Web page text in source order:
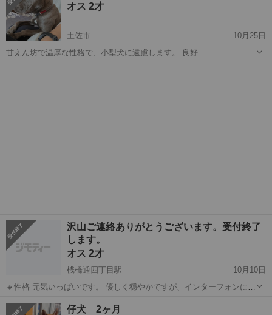
で犬用の缶詰をあげていただ...
オス 2才
土佐市
10月25日
甘えん坊で温厚な性格で、小型犬に遠慮します。 良好
沢山ご連絡ありがとうございます。受付終了
します。
オス 2才
桟橋通四丁目駅
10月10日
🔸性格 元気いっぱいです。 優しく穏やかですが、インターフォンに怖
高知 高知市 桟橋通四丁目駅
仔犬 2ヶ月